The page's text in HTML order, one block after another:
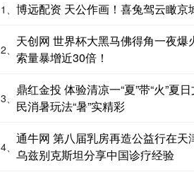
1、 博远配资 天公作画！喜兔驾云瞰京
2、
天创网 世界杯大黑马佛得角一夜爆
索量暴增近30倍！
3、
鼎红金投 体验清凉一“夏”带“火”夏
民消暑玩法“暑”实精彩
4、
通牛网 第八届乳房再造公益行在天
乌兹别克斯坦分享中国诊疗经验